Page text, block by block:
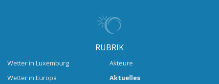
RUBRIK
Wetter in Luxemburg
Wetter in Europa
Akteure
Aktuelles